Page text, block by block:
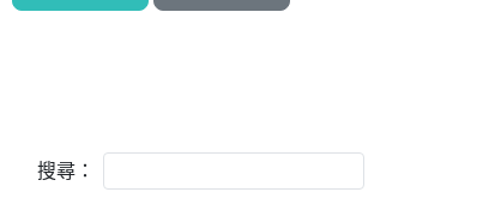
搜尋：